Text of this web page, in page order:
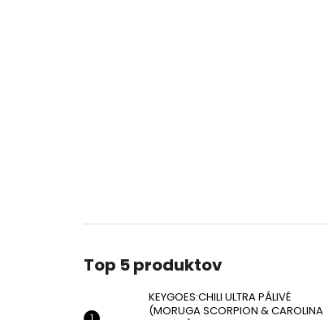
Top 5 produktov
KEYGOES:CHILI ULTRA PÁLIVÉ
(MORUGA SCORPION & CAROLINA